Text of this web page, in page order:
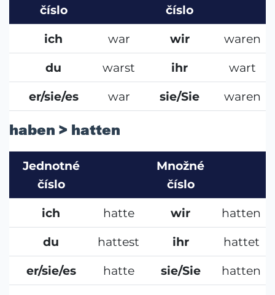
číslo
číslo
ich
war wir
waren
du
warst ihr
wart
er/sie/es
war sie/Sie waren
haben > hatten
Jednotné
číslo
Množné
číslo
ich
hatte wir
hatten
du
hattest ihr
hattet
er/sie/es
hatte sie/Sie hatten